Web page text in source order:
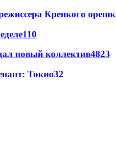
Крепкого
110
новый коллектив4823
Токио32